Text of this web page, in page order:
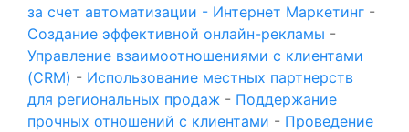
за счет автоматизации - Интернет Маркетинг -
Создание эффективной онлайн-рекламы -
Управление взаимоотношениями с клиентами
(CRM) - Использование местных партнерств
для региональных продаж - Поддержание
прочных отношений с клиентами - Проведение